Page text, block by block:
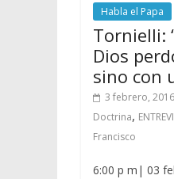
Habla el Papa
Tornielli:
Dios
sino con
3 febrero, 2016
Doctrina,
Francisco
6:00 p m| 03